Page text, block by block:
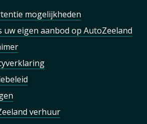
mogelijkheden
uw eigen aanbod op AutoZeeland
verhuur